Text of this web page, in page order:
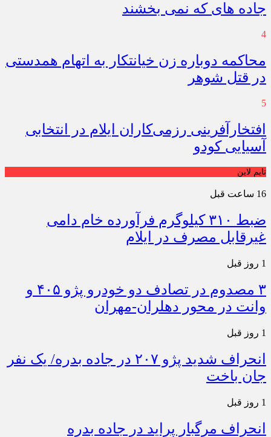
جاده های که نمی بخشند
4
محاکمه دوباره زن خیانتکار به اتهام همدستی
در قتل شوهر
5
افتخارآفرینی رزمی‌کاران ایلام در انتخابی
آسیایی کودو
تایم لاین
16 ساعت قبل
ضبط ۳۱۰ کیلوگرم فرآورده خام دامی
غیرقابل مصرف در ایلام
1 روز قبل
۳ مصدوم در تصادف دو خودرو پژو ۴۰۵ و
وانت در محور دهلران-مهران
1 روز قبل
انحراف شدید پژو ۲۰۷ در جاده بدره/ یک نفر
جان باخت
1 روز قبل
انحراف مرگبار پراید در جاده بدره